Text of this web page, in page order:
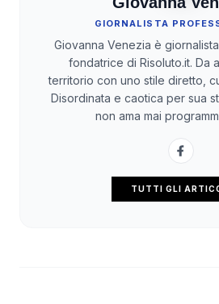
GIORNALISTA
Giovanna Venezia è
fondatrice di Risoluto.it. Da
territorio con uno stile diretto,
Disordinata e caotica per sua
non ama mai
TUTTI GLI